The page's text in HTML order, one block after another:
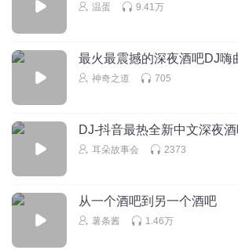
温蛋 9.41万
最火最震撼的深夜酒吧DJ嗨
神奇之道 705
DJ-抖音最热全新中文深夜
耳朵故事会 2373
从一个酒吧到另一个酒吧
薯条酱 1.46万